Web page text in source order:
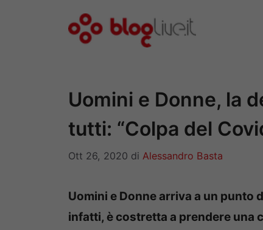
Uomini e Donne, la
tutti: “Colpa del
Ott 26, 2020 di Alessandro Basta
Uomini e Donne arriva a un punto
infatti, è costretta a prendere una